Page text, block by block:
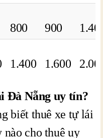
800 900
1.400 1.600
Đà Nẵng uy tín?
biết thuê xe tự lái
cho thuê uy